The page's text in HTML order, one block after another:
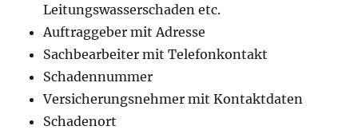
Leitungswasserschaden etc.
Auftraggeber mit Adresse
Sachbearbeiter mit Telefonkontakt
Schadennummer
Versicherungsnehmer mit Kontaktdaten
Schadenort